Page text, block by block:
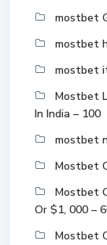
mostbet
mostbet
mostbet
Mostbet
In India – 100
mostbet
Mostbet
Mostbet
Or $1, 000 –
Mostbet